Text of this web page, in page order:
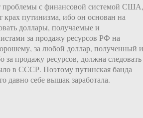
проблемы с финансовой системой США,
крах путинизма, ибо он основан на
доллары, получаемые и
за продажу ресурсов РФ на
за любой доллар, полученный и
продажу ресурсов, должна следовать
в СССР. Поэтому путинская банда
давно себе вышак заработала.